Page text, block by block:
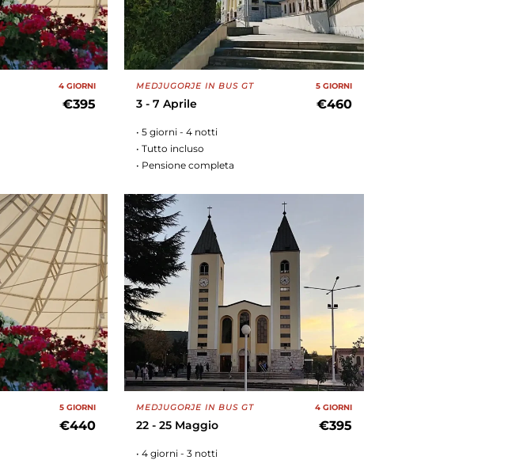
4 GIORNI
€395
MEDJUGORJE IN BUS GT
3 - 7 Aprile
5 GIORNI
€460
• 5 giorni - 4 notti
• Tutto incluso
• Pensione completa
5 GIORNI
€440
MEDJUGORJE IN BUS GT
22 - 25 Maggio
4 GIORNI
€395
• 4 giorni - 3 notti